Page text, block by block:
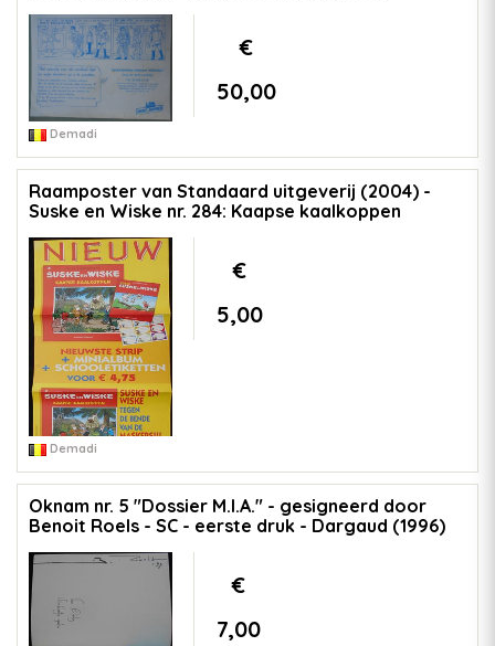
€
50,00
Demadi
Raamposter van Standaard uitgeverij (2004) -
Suske en Wiske nr. 284: Kaapse kaalkoppen
€
5,00
Demadi
Oknam nr. 5 "Dossier M.I.A." - gesigneerd door
Benoit Roels - SC - eerste druk - Dargaud (1996)
€
7,00